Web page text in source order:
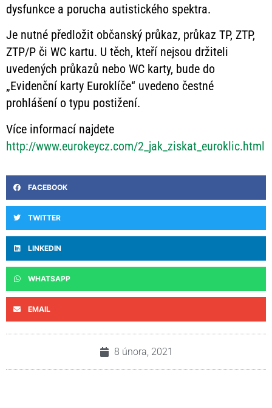
dysfunkce a porucha autistického spektra.
Je nutné předložit občanský průkaz, průkaz TP, ZTP,
ZTP/P či WC kartu. U těch, kteří nejsou držiteli
uvedených průkazů nebo WC karty, bude do
„Evidenční karty Euroklíče“ uvedeno čestné
prohlášení o typu postižení.
Více informací najdete
http://www.eurokeycz.com/2_jak_ziskat_euroklic.html
FACEBOOK
TWITTER
LINKEDIN
WHATSAPP
EMAIL
8 února, 2021